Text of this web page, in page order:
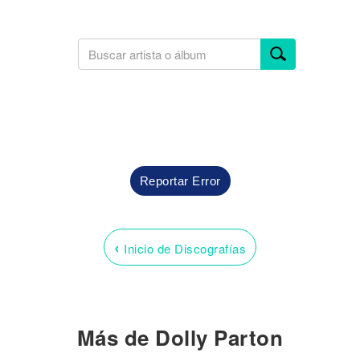
Reportar Error
‹ Inicio de Discografías
Más de Dolly Parton